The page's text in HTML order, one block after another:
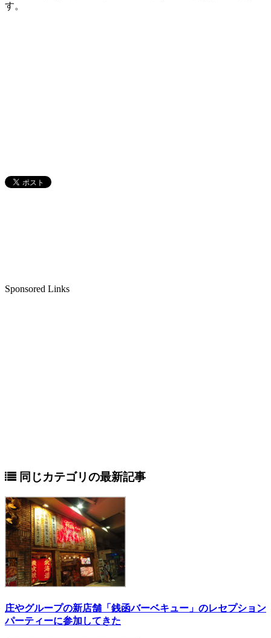
す。
Sponsored Links
同じカテゴリの最新記事
庄やグループの新店舗「銭函バーベキュー」のレセプション
パーティーに参加してきた